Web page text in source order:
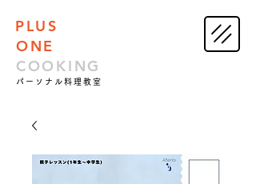
PLUS
ONE
COOKING
パーソナル料理教室